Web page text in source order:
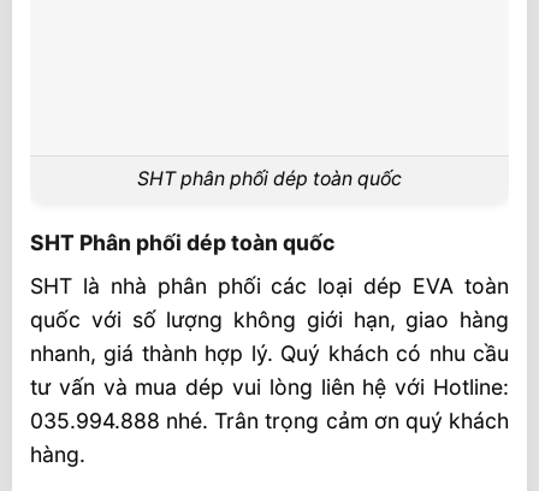
SHT phân phối dép toàn quốc
SHT Phân phối dép toàn quốc
SHT là nhà phân phối các loại dép EVA toàn
quốc với số lượng không giới hạn, giao hàng
nhanh, giá thành hợp lý. Quý khách có nhu cầu
tư vấn và mua dép vui lòng liên hệ với Hotline:
035.994.888 nhé. Trân trọng cảm ơn quý khách
hàng.